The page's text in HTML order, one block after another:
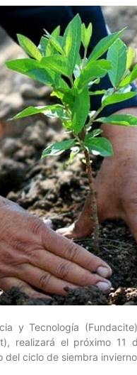
y Tecnología
realizará el próximo 11
del ciclo de siembra